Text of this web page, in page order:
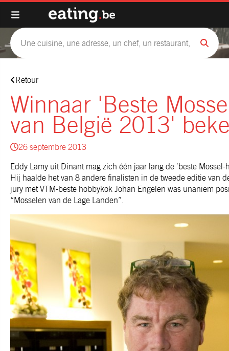
Retour
Winnaar 'Beste
van België 2013'
26 septembre 2013
Eddy Lamy uit Dinant mag zich één jaar lang de ‘beste
Hij haalde het van 8 andere finalisten in de tweede editie van
jury met VTM-beste hobbykok Johan Engelen was unaniem
“Mosselen van de Lage Landen”.